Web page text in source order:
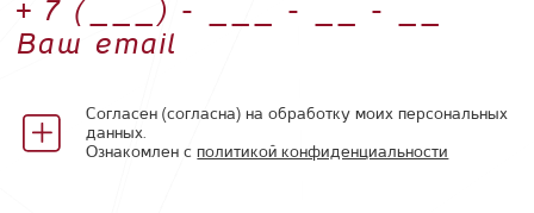
Ваш email
Согласен (согласна) на обработку моих персональных
данных.
Ознакомлен сполитикой конфиденциальности